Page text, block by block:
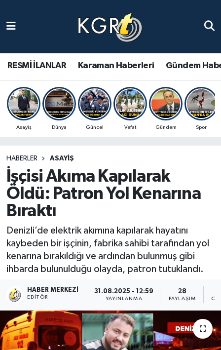
RESMİ İLANLAR Karaman Haberleri Gündem
Asayiş Dünya Güncel Vefat Gündem Spor
HABERLER ASAYIŞ
İşçisi Akıma Kapılarak
Öldü: Patron Yol Kenarına
Bıraktı
Denizli’de elektrik akımına kapılarak hayatını
kaybeden bir işçinin, fabrika sahibi tarafından yol
kenarına bırakıldığı ve ardından bulunmuş gibi
ihbarda bulunulduğu olayda, patron tutuklandı.
HABER MERKEZI
EDITÖR
31.08.2025 - 12:59
YAYINLANMA
28
PAYLAŞIM
Gündem Haberleri
Güncel Haberler
Spor Haberleri
Ulusal Haberler
Vefat Edenler